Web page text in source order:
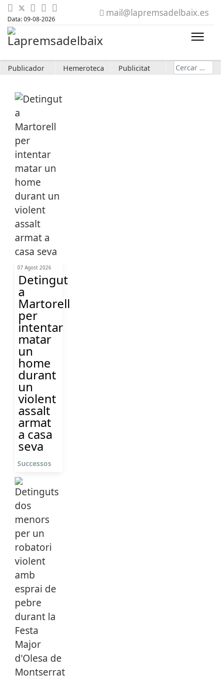
Data: 09-08-2026
mail@lapremsadelbaix.es
Publicador Hemeroteca Publicitat Cerca
07 Agost 2026
Detingut
a
Martorell
per
intentar
matar
un
home
durant
un
violent
assalt
armat
a casa
seva
Successos